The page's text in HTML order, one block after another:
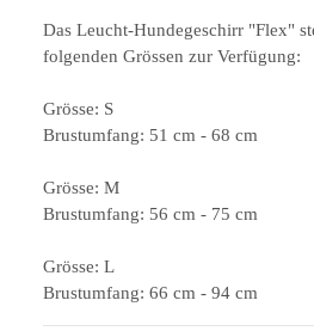
Das Leucht-Hundegeschirr "Flex"
folgenden Grössen zur Verfügung:
Grösse: S
Brustumfang: 51 cm - 68 cm
Grösse: M
Brustumfang: 56 cm - 75 cm
Grösse: L
Brustumfang: 66 cm - 94 cm